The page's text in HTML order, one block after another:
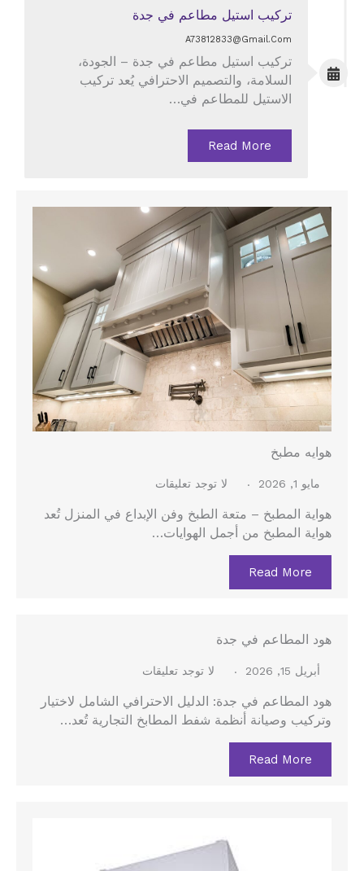
تركيب استيل مطاعم في جدة
A73812833@gmail.com
تركيب استيل مطاعم في جدة – الجودة،
السلامة، والتصميم الاحترافي يُعد تركيب
الاستيل للمطاعم في…
Read More
هوايه مطبخ
مايو 1, 2026 لا توجد تعليقات
هواية المطبخ – متعة الطبخ وفن الإبداع في المنزل تُعد
هواية المطبخ من أجمل الهوايات…
Read More
هود المطاعم في جدة
أبريل 15, 2026 لا توجد تعليقات
هود المطاعم في جدة: الدليل الاحترافي الشامل لاختيار
وتركيب وصيانة أنظمة شفط المطابخ التجارية تُعد…
Read More